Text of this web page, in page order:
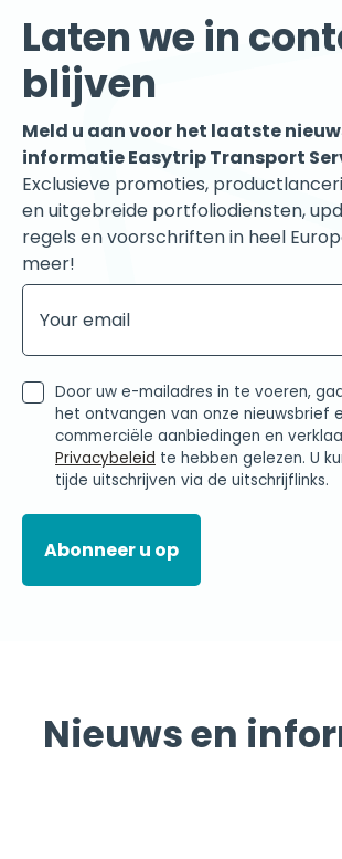
blijven
Meld u aan voor het laatste nieuws
informatie Easytrip Transport
Exclusieve promoties,
en uitgebreide portfoliodiensten,
regels en voorschriften in heel
meer!
het ontvangen van onze nieuwsbrief
commerciële aanbiedingen en
Privacybeleid te hebben gelezen. U
tijde uitschrijven via de uitschrijflinks.
Nieuws en